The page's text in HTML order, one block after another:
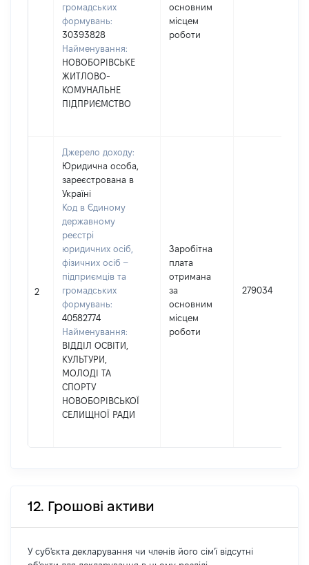
громадських
формувань:
30393828
Найменування:
НОВОБОРІВСЬКЕ
ЖИТЛОВО-
КОМУНАЛЬНЕ
ПІДПРИЄМСТВО
основним
місцем
роботи
2
Джерело доходу:
Юридична особа,
зареєстрована в
Україні
Код в Єдиному
державному
реєстрі
юридичних осіб,
фізичних осіб –
підприємців та
громадських
формувань:
40582774
Найменування:
ВІДДІЛ ОСВІТИ,
КУЛЬТУРИ,
МОЛОДІ ТА
СПОРТУ
НОВОБОРІВСЬКОЇ
СЕЛИЩНОЇ РАДИ
Заробітна
плата
отримана
за
основним
місцем
роботи
279034
12. Грошові активи
У суб'єкта декларування чи членів його сім'ї відсутні